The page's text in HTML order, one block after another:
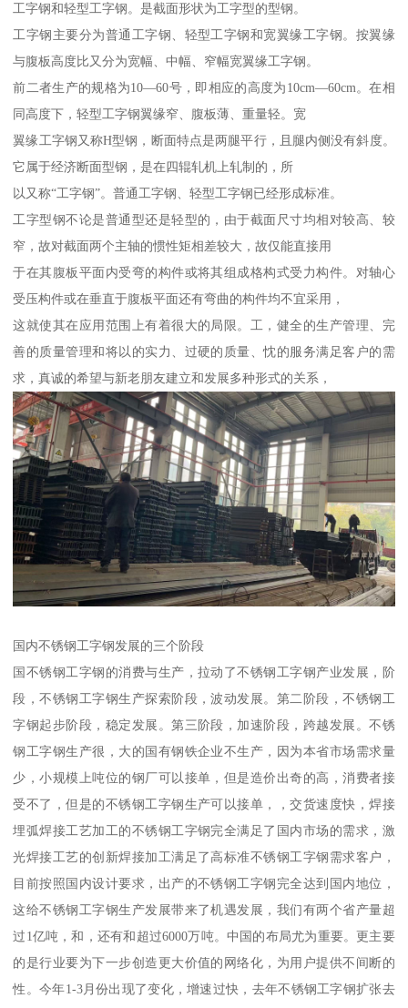
工字钢和轻型工字钢。是截面形状为工字型的型钢。
工字钢主要分为普通工字钢、轻型工字钢和宽翼缘工字钢。按翼缘
与腹板高度比又分为宽幅、中幅、窄幅宽翼缘工字钢。
前二者生产的规格为10—60号，即相应的高度为10cm—60cm。在相
同高度下，轻型工字钢翼缘窄、腹板薄、重量轻。宽
翼缘工字钢又称H型钢，断面特点是两腿平行，且腿内侧没有斜度。
它属于经济断面型钢，是在四辊轧机上轧制的，所
以又称“工字钢”。普通工字钢、轻型工字钢已经形成标准。
工字型钢不论是普通型还是轻型的，由于截面尺寸均相对较高、较
窄，故对截面两个主轴的惯性矩相差较大，故仅能直接用
于在其腹板平面内受弯的构件或将其组成格构式受力构件。对轴心
受压构件或在垂直于腹板平面还有弯曲的构件均不宜采用，
这就使其在应用范围上有着很大的局限。工，健全的生产管理、完
善的质量管理和将以的实力、过硬的质量、忱的服务满足客户的需
求，真诚的希望与新老朋友建立和发展多种形式的关系，
国内不锈钢工字钢发展的三个阶段
国不锈钢工字钢的消费与生产，拉动了不锈钢工字钢产业发展，阶
段，不锈钢工字钢生产探索阶段，波动发展。第二阶段，不锈钢工
字钢起步阶段，稳定发展。第三阶段，加速阶段，跨越发展。不锈
钢工字钢生产很，大的国有钢铁企业不生产，因为本省市场需求量
少，小规模上吨位的钢厂可以接单，但是造价出奇的高，消费者接
受不了，但是的不锈钢工字钢生产可以接单，，交货速度快，焊接
埋弧焊接工艺加工的不锈钢工字钢完全满足了国内市场的需求，激
光焊接工艺的创新焊接加工满足了高标准不锈钢工字钢需求客户，
目前按照国内设计要求，出产的不锈钢工字钢完全达到国内地位，
这给不锈钢工字钢生产发展带来了机遇发展，我们有两个省产量超
过1亿吨，和，还有和超过6000万吨。中国的布局尤为重要。更主要
的是行业要为下一步创造更大价值的网络化，为用户提供不间断的
性。今年1-3月份出现了变化，增速过快，去年不锈钢工字钢扩张去